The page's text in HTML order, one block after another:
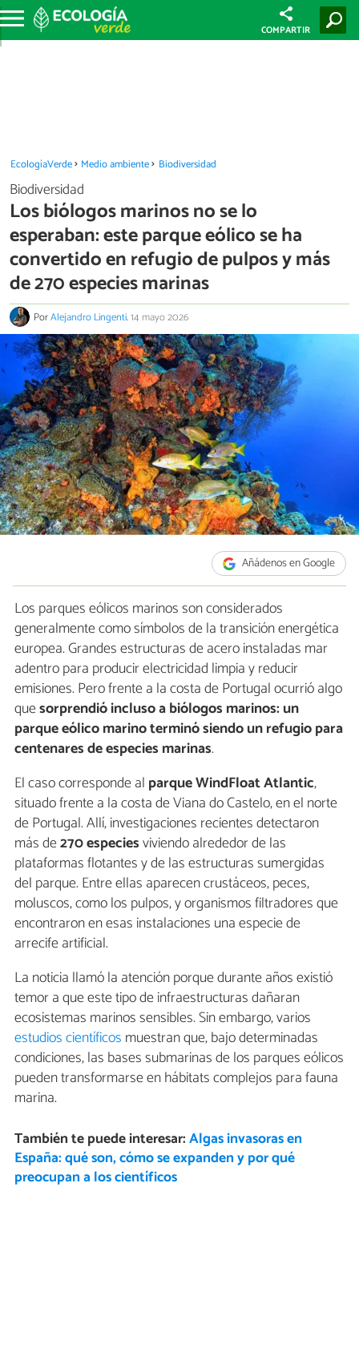
COMPARTIR
EcologíaVerde Medio ambiente Biodiversidad
Biodiversidad
Los biólogos marinos no se lo
esperaban: este parque eólico se ha
convertido en refugio de pulpos y más
de 270 especies marinas
PorAlejandro Lingenti.14 mayo 2026
Añádenos en Google
Los parques eólicos marinos son considerados
generalmente como símbolos de la transición energética
europea. Grandes estructuras de acero instaladas mar
adentro para producir electricidad limpia y reducir
emisiones. Pero frente a la costa de Portugal ocurrió algo
quesorprendió incluso a biólogos marinos: un
parque eólico marino terminó siendo un refugio para
centenares de especies marinas.
El caso corresponde al parque WindFloat Atlantic,
situado frente a la costa de Viana do Castelo, en el norte
de Portugal. Allí, investigaciones recientes detectaron
más de270 especiesviviendo alrededor de las
plataformas flotantes y de las estructuras sumergidas
del parque. Entre ellas aparecen crustáceos, peces,
moluscos, como los pulpos, y organismos filtradores que
encontraron en esas instalaciones una especie de
arrecife artificial.
La noticia llamó la atención porque durante años existió
temor a que este tipo de infraestructuras dañaran
ecosistemas marinos sensibles. Sin embargo, varios
estudios científicos muestran que, bajo determinadas
condiciones, las bases submarinas de los parques eólicos
pueden transformarse en hábitats complejos para fauna
marina.
También te puede interesar:Algas invasoras en
España: qué son, cómo se expanden y por qué
preocupan a los científicos